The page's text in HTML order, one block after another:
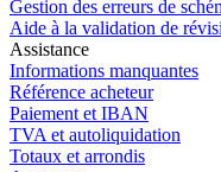
Gestion des erreurs de
Aide à la validation de
Assistance
Informations manquantes
Référence acheteur
Paiement et IBAN
TVA et autoliquidation
Totaux et arrondis